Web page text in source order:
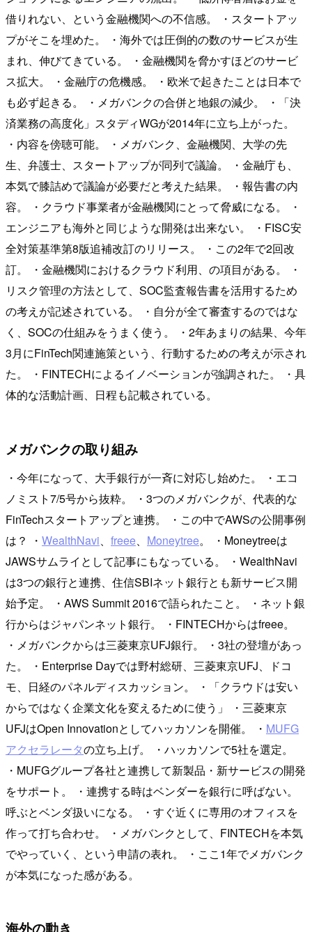
借りれない、という金融機関への不信感。 ・スタートアッ
プがそこを埋めた。 ・海外では圧倒的の数のサービスが生
まれ、伸びてきている。 ・金融機関を脅かすほどのサービ
ス拡大。 ・金融庁の危機感。 ・欧米で起きたことは日本で
も必ず起きる。 ・メガバンクの合併と地銀の減少。 ・「決
済業務の高度化」スタディWGが2014年に立ち上がった。
・内容を傍聴可能。 ・メガバンク、金融機関、大学の先
生、弁護士、スタートアップが同列で議論。 ・金融庁も、
本気で膝詰めで議論が必要だと考えた結果。 ・報告書の内
容。 ・クラウド事業者が金融機関にとって脅威になる。 ・
エンジニアも海外と同じような開発は出来ない。 ・FISC安
全対策基準第8版追補改訂のリリース。 ・この2年で2回改
訂。 ・金融機関におけるクラウド利用、の項目がある。 ・
リスク管理の方法として、SOC監査報告書を活用するため
の考えが記述されている。 ・自分が全て審査するのではな
く、SOCの仕組みをうまく使う。 ・2年あまりの結果、今年
3月にFinTech関連施策という、行動するための考えが示され
た。 ・FINTECHによるイノベーションが強調された。 ・具
体的な活動計画、日程も記載されている。
メガバンクの取り組み
・今年になって、大手銀行が一斉に対応し始めた。 ・エコ
ノミスト7/5号から抜粋。 ・3つのメガバンクが、代表的な
FinTechスタートアップと連携。 ・この中でAWSの公開事例
は？ ・ WealthNavi、 freee、 Moneytree。 ・Moneytreeは
JAWSサムライとして記事にもなっている。 ・WealthNavi
は3つの銀行と連携、住信SBIネット銀行とも新サービス開
始予定。 ・AWS Summit 2016で語られたこと。 ・ネット銀
行からはジャパンネット銀行。 ・FINTECHからはfreee。
・メガバンクからは三菱東京UFJ銀行。 ・3社の登壇があっ
た。 ・Enterprise Dayでは野村総研、三菱東京UFJ、ドコ
モ、日経のパネルディスカッション。 ・「クラウドは安い
からではなく企業文化を変えるために使う」 ・三菱東京
UFJはOpen Innovationとしてハッカソンを開催。 ・ MUFG
アクセラレータの立ち上げ。 ・ハッカソンで5社を選定。
・MUFGグループ各社と連携して新製品・新サービスの開発
をサポート。 ・連携する時はベンダーを銀行に呼ばない。
呼ぶとベンダ扱いになる。 ・すぐ近くに専用のオフィスを
作って打ち合わせ。 ・メガバンクとして、FINTECHを本気
でやっていく、という申請の表れ。 ・ここ1年でメガバンク
が本気になった感がある。
海外の動き